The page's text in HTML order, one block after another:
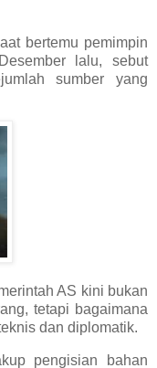
bertemu pemimpin
lalu, sebut
sumber yang
AS kini bukan
tetapi bagaimana
dan diplomatik.
pengisian bahan